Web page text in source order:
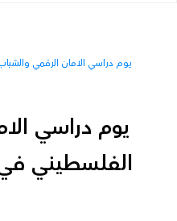
يوم دراسي الامان الرقمي
يوم دراسي
الفلسطيني في